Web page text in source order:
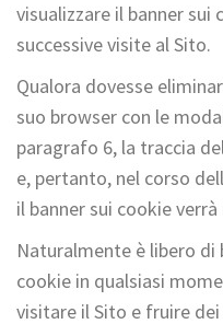
visualizzare il banner sui
successive visite al Sito.
Qualora dovesse
suo browser con le
paragrafo 6, la traccia
e, pertanto, nel corso
il banner sui cookie
Naturalmente è libero
cookie in qualsiasi
visitare il Sito e fruire